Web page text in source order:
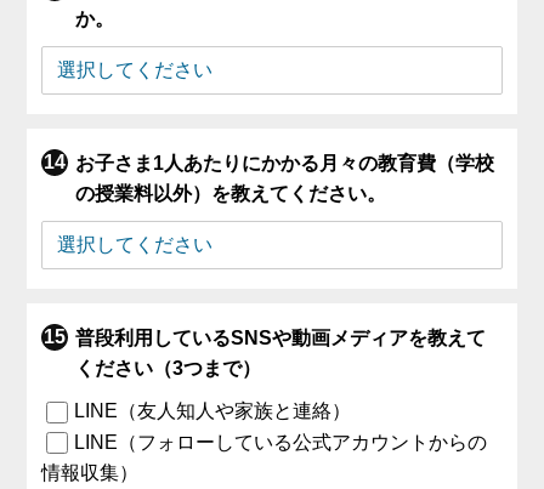
か。
お子さま1人あたりにかかる月々の教育費（学校
の授業料以外）を教えてください。
普段利用しているSNSや動画メディアを教えて
ください（3つまで）
LINE（友人知人や家族と連絡）
LINE（フォローしている公式アカウントからの
情報収集）